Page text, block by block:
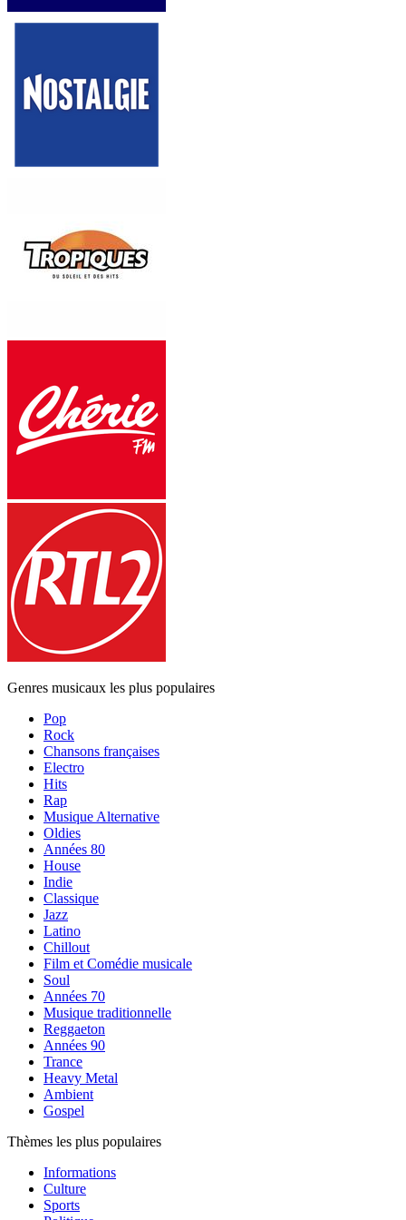
Genres musicaux les plus populaires
Pop
Rock
Chansons françaises
Electro
Hits
Rap
Musique Alternative
Oldies
Années 80
House
Indie
Classique
Jazz
Latino
Chillout
Film et Comédie musicale
Soul
Années 70
Musique traditionnelle
Reggaeton
Années 90
Trance
Heavy Metal
Ambient
Gospel
Thèmes les plus populaires
Informations
Culture
Sports